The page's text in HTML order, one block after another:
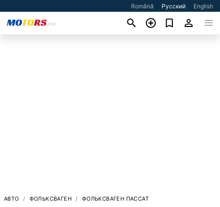
Română Русский English
АВТО ФОЛЬКСВАГЕН ФОЛЬКСВАГЕН ПАССАТ